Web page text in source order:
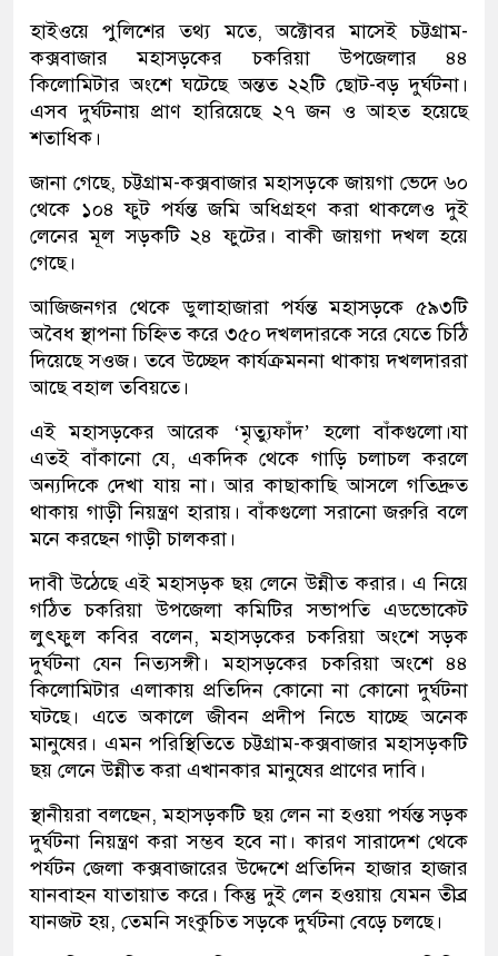
হাইওয়ে পুলিশের তথ্য মতে, অক্টোবর মাসেই চট্টগ্রাম-
কক্সবাজার মহাসড়কের চকরিয়া উপজেলার ৪৪
কিলোমিটার অংশে ঘটেছে অন্তত ২২টি ছোট-বড় দুর্ঘটনা।
এসব দুর্ঘটনায় প্রাণ হারিয়েছে ২৭ জন ও আহত হয়েছে
শতাধিক।
জানা গেছে, চট্টগ্রাম-কক্সবাজার মহাসড়কে জায়গা ভেদে ৬০
থেকে ১০৪ ফুট পর্যন্ত জমি অধিগ্রহণ করা থাকলেও দুই
লেনের মূল সড়কটি ২৪ ফুটের। বাকী জায়গা দখল হয়ে
গেছে।
আজিজনগর থেকে ডুলাহাজারা পর্যন্ত মহাসড়কে ৫৯৩টি
অবৈধ স্থাপনা চিহ্নিত করে ৩৫০ দখলদারকে সরে যেতে চিঠি
দিয়েছে সওজ। তবে উচ্ছেদ কার্যক্রমননা থাকায় দখলদাররা
আছে বহাল তবিয়তে।
এই মহাসড়কের আরেক ‘মৃত্যুফাঁদ’ হলো বাঁকগুলো।যা
এতই বাঁকানো যে, একদিক থেকে গাড়ি চলাচল করলে
অন্যদিকে দেখা যায় না। আর কাছাকাছি আসলে গতিদ্রুত
থাকায় গাড়ী নিয়ন্ত্রণ হারায়। বাঁকগুলো সরানো জরুরি বলে
মনে করছেন গাড়ী চালকরা।
দাবী উঠেছে এই মহাসড়ক ছয় লেনে উন্নীত করার। এ নিয়ে
গঠিত চকরিয়া উপজেলা কমিটির সভাপতি এডভোকেট
লুৎফুল কবির বলেন, মহাসড়কের চকরিয়া অংশে সড়ক
দুর্ঘটনা যেন নিত্যসঙ্গী। মহাসড়কের চকরিয়া অংশে ৪৪
কিলোমিটার এলাকায় প্রতিদিন কোনো না কোনো দুর্ঘটনা
ঘটছে। এতে অকালে জীবন প্রদীপ নিভে যাচ্ছে অনেক
মানুষের। এমন পরিস্থিতিতে চট্টগ্রাম-কক্সবাজার মহাসড়কটি
ছয় লেনে উন্নীত করা এখানকার মানুষের প্রাণের দাবি।
স্থানীয়রা বলছেন, মহাসড়কটি ছয় লেন না হওয়া পর্যন্ত সড়ক
দুর্ঘটনা নিয়ন্ত্রণ করা সম্ভব হবে না। কারণ সারাদেশ থেকে
পর্যটন জেলা কক্সবাজারের উদ্দেশে প্রতিদিন হাজার হাজার
যানবাহন যাতায়াত করে। কিন্তু দুই লেন হওয়ায় যেমন তীব্র
যানজট হয়, তেমনি সংকুচিত সড়কে দুর্ঘটনা বেড়ে চলছে।